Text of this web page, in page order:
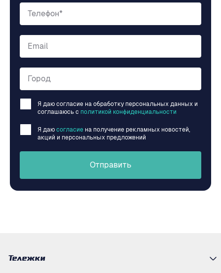
Телефон*
Email
Город
Я даю согласие на обработку персональных данных и
соглашаюсь c политикой конфиденциальности
Я даю согласие на получение рекламных новостей,
акций и персональных предложений
Отправить
Тележки